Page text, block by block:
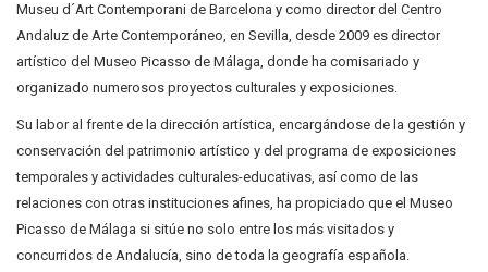
Museu d´Art Contemporani de Barcelona y como director del Centro
Andaluz de Arte Contemporáneo, en Sevilla, desde 2009 es director
artístico del Museo Picasso de Málaga, donde ha comisariado y
organizado numerosos proyectos culturales y exposiciones.
Su labor al frente de la dirección artística, encargándose de la gestión y
conservación del patrimonio artístico y del programa de exposiciones
temporales y actividades culturales-educativas, así como de las
relaciones con otras instituciones afines, ha propiciado que el Museo
Picasso de Málaga si sitúe no solo entre los más visitados y
concurridos de Andalucía, sino de toda la geografía española.